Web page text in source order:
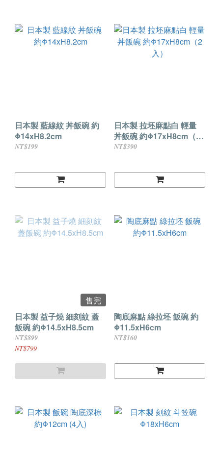
日本製 藍線紋 丼飯碗 約
Φ14xH8.2cm
NT$199
日本製 拉坯麻點白 輕量
丼飯碗 約Φ17xH8cm（2
入）
NT$390
售完
日本製 益子燒 細刻紋 蓋
飯碗 約Φ14.5xH8.5cm
NT$899
NT$799
陶底麻點 綠拉坯 飯碗 約
Φ11.5xH6cm
NT$160